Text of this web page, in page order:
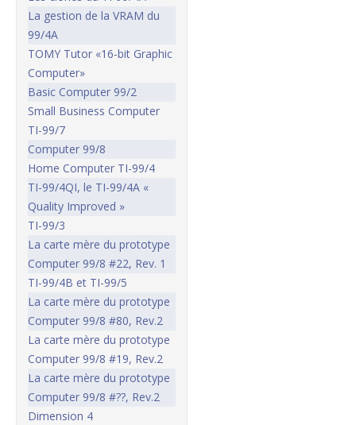
La gestion de la VRAM du
99/4A
TOMY Tutor «16-bit Graphic
Computer»
Basic Computer 99/2
Small Business Computer
TI-99/7
Computer 99/8
Home Computer TI-99/4
TI-99/4QI, le TI-99/4A «
Quality Improved »
TI-99/3
La carte mère du prototype
Computer 99/8 #22, Rev. 1
TI-99/4B et TI-99/5
La carte mère du prototype
Computer 99/8 #80, Rev.2
La carte mère du prototype
Computer 99/8 #19, Rev.2
La carte mère du prototype
Computer 99/8 #??, Rev.2
Dimension 4